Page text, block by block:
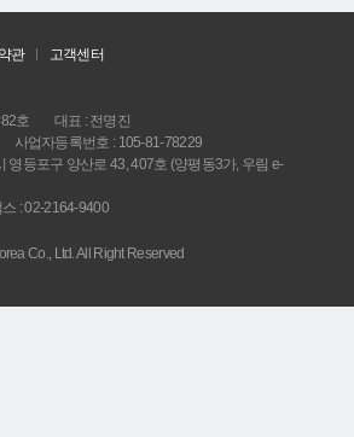
관 고객센터
호
대표 : 전명진
사업자등록번호 : 105-81-78229
영등포구 양산로 43, 407호 (양평동3가, 우림 e-
: 02-2164-9400
Co., Ltd. All Right Reserved